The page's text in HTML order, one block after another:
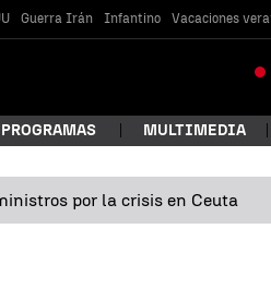
Guerra Irán Infantino Vacaciones
PROGRAMAS MULTIMEDIA
por la crisis en Ceuta